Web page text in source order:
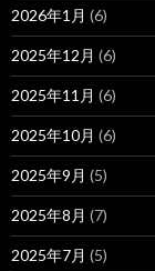
2026年1月 (6)
2025年12月 (6)
2025年11月 (6)
2025年10月 (6)
2025年9月 (5)
2025年8月 (7)
2025年7月 (5)